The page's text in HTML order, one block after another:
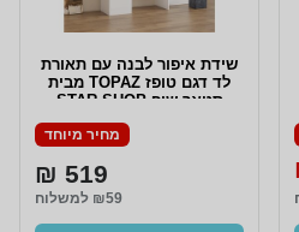
שידת איפור לבנה עם תאורת
לד דגם טופז TOPAZ מבית
סטאר שופ STAR SHOP
מחיר מיוחד
519 ₪
₪59 למשלוח